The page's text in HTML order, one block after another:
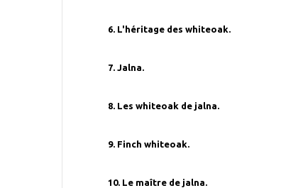
6. L'héritage des whiteoak.
7. Jalna.
8. Les whiteoak de jalna.
9. Finch whiteoak.
10. Le maître de jalna.